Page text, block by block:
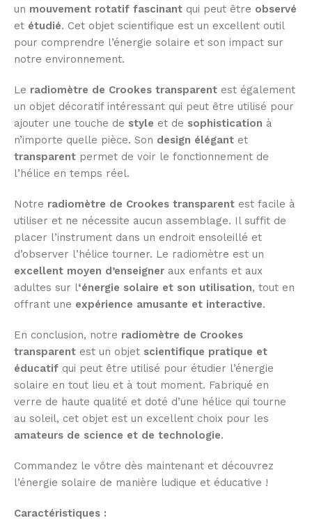
un mouvement rotatif fascinant qui peut être observé
et étudié. Cet objet scientifique est un excellent outil
pour comprendre l’énergie solaire et son impact sur
notre environnement.
Le radiomètre de Crookes transparent est également
un objet décoratif intéressant qui peut être utilisé pour
ajouter une touche de style et de sophistication à
n’importe quelle pièce. Son design élégant et
transparent permet de voir le fonctionnement de
l’hélice en temps réel.
Notre radiomètre de Crookes transparent est facile à
utiliser et ne nécessite aucun assemblage. Il suffit de
placer l’instrument dans un endroit ensoleillé et
d’observer l’hélice tourner. Le radiomètre est un
excellent moyen d’enseigner aux enfants et aux
adultes sur l‘énergie solaire et son utilisation, tout en
offrant une expérience amusante et interactive.
En conclusion, notre radiomètre de Crookes
transparent est un objet scientifique pratique et
éducatif qui peut être utilisé pour étudier l’énergie
solaire en tout lieu et à tout moment. Fabriqué en
verre de haute qualité et doté d’une hélice qui tourne
au soleil, cet objet est un excellent choix pour les
amateurs de science et de technologie.
Commandez le vôtre dès maintenant et découvrez
l’énergie solaire de manière ludique et éducative !
Caractéristiques :